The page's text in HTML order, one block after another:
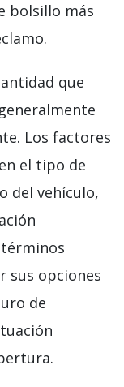
bolsillo más
que
Los factores
el tipo de
del vehículo,
sus opciones
de